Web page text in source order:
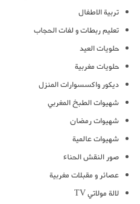
تربية الاطفال
تعليم ربطات و لفات الحجاب
حلويات العيد
حلويات مغربية
ديكور واكسسوارات المنزل
شهيوات الطبخ المغربي
شهيوات رمضان
شهيوات عالمية
صور النقش الحناء
عصائر و مقبلات مغربية
لالة مولاتي TV